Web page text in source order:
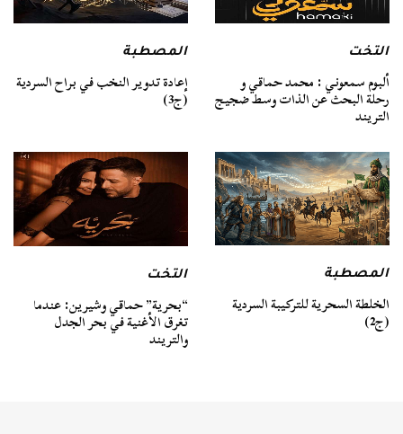
التخت
ألبوم سمعوني : محمد حماقي و
رحلة البحث عن الذات وسط ضجيج
التريند
المصطبة
إعادة تدوير النخب في براح السردية
(ج3)
المصطبة
الخلطة السحرية للتركيبة السردية
(ج2)
التخت
“بحرية” حماقي وشيرين: عندما
تغرق الأغنية في بحر الجدل
والتريند